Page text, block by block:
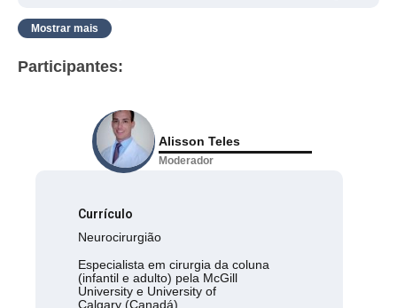
Trauma.
Mostrar mais
Participantes:
Alisson Teles
Moderador
Currículo
Neurocirurgião
Especialista em cirurgia da coluna
(infantil e adulto) pela McGill
University e University of
Calgary (Canadá)